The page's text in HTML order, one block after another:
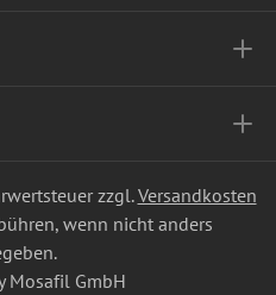
zzgl.Versandkosten
wenn nicht anders
Mosafil GmbH